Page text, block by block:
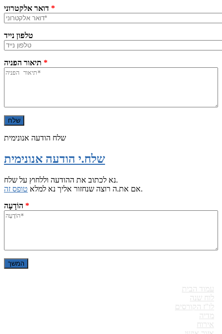
*
טלפון נייד
*
שלח הודעה אנונימית
שלח.י הודעה אנונימית
נא לכתוב את ההודעה וללחוץ על שלח.
אם את.ה רוצה שנחזור אליך נא למלא טופס זה
.
*
עמוד הבית
לוח שנה
לו"ז הקורסים
מדיה
אירוח